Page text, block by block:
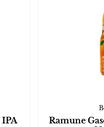
IPA
Ramune